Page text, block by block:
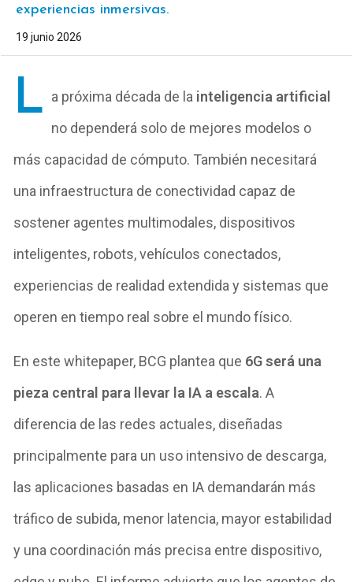
experiencias inmersivas.
19 junio 2026
L a próxima década de la inteligencia artificial
no dependerá solo de mejores modelos o
más capacidad de cómputo. También necesitará
una infraestructura de conectividad capaz de
sostener agentes multimodales, dispositivos
inteligentes, robots, vehículos conectados,
experiencias de realidad extendida y sistemas que
operen en tiempo real sobre el mundo físico.
En este whitepaper, BCG plantea que 6G será una
pieza central para llevar la IA a escala. A
diferencia de las redes actuales, diseñadas
principalmente para un uso intensivo de descarga,
las aplicaciones basadas en IA demandarán más
tráfico de subida, menor latencia, mayor estabilidad
y una coordinación más precisa entre dispositivo,